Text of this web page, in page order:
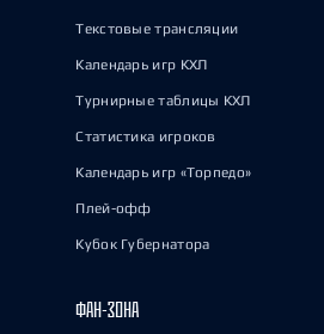
Текстовые трансляции
Календарь игр КХЛ
Турнирные таблицы КХЛ
Статистика игроков
Календарь игр «Торпедо»
Плей-офф
Кубок Губернатора
ФАН-ЗОНА